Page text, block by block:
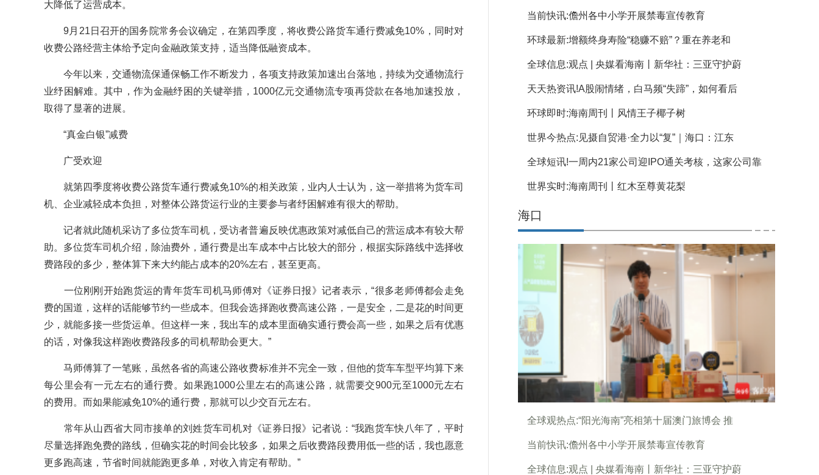
大降低了运营成本。
9月21日召开的国务院常务会议确定，在第四季度，将收费公路货车通行费减免10%，同时对
收费公路经营主体给予定向金融政策支持，适当降低融资成本。
今年以来，交通物流保通保畅工作不断发力，各项支持政策加速出台落地，持续为交通物流行
业纾困解难。其中，作为金融纾困的关键举措，1000亿元交通物流专项再贷款在各地加速投放，
取得了显著的进展。
“真金白银”减费
广受欢迎
就第四季度将收费公路货车通行费减免10%的相关政策，业内人士认为，这一举措将为货车司
机、企业减轻成本负担，对整体公路货运行业的主要参与者纾困解难有很大的帮助。
记者就此随机采访了多位货车司机，受访者普遍反映优惠政策对减低自己的营运成本有较大帮
助。多位货车司机介绍，除油费外，通行费是出车成本中占比较大的部分，根据实际路线中选择收
费路段的多少，整体算下来大约能占成本的20%左右，甚至更高。
一位刚刚开始跑货运的青年货车司机马师傅对《证券日报》记者表示，“很多老师傅都会走免
费的国道，这样的话能够节约一些成本。但我会选择跑收费高速公路，一是安全，二是花的时间更
少，就能多接一些货运单。但这样一来，我出车的成本里面确实通行费会高一些，如果之后有优惠
的话，对像我这样跑收费路段多的司机帮助会更大。”
马师傅算了一笔账，虽然各省的高速公路收费标准并不完全一致，但他的货车车型平均算下来
每公里会有一元左右的通行费。如果跑1000公里左右的高速公路，就需要交900元至1000元左右
的费用。而如果能减免10%的通行费，那就可以少交百元左右。
常年从山西省大同市接单的刘姓货车司机对《证券日报》记者说：“我跑货车快八年了，平时
尽量选择跑免费的路线，但确实花的时间会比较多，如果之后收费路段费用低一些的话，我也愿意
更多跑高速，节省时间就能跑更多单，对收入肯定有帮助。”
当前快讯:儋州各中小学开展禁毒宣传教育
环球最新:增额终身寿险“稳赚不赔”？重在养老和
全球信息:观点 | 央媒看海南丨新华社：三亚守护蔚
天天热资讯!A股闹情绪，白马频“失蹄”，如何看后
环球即时:海南周刊丨风情王子椰子树
世界今热点:见摄自贸港·全力以“复”｜海口：江东
全球短讯!一周内21家公司迎IPO通关考核，这家公司靠
世界实时:海南周刊丨红木至尊黄花梨
海口
全球观热点:“阳光海南”亮相第十届澳门旅博会 推
当前快讯:儋州各中小学开展禁毒宣传教育
全球信息:观点 | 央媒看海南丨新华社：三亚守护蔚